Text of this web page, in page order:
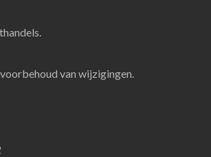
van wijzigingen.